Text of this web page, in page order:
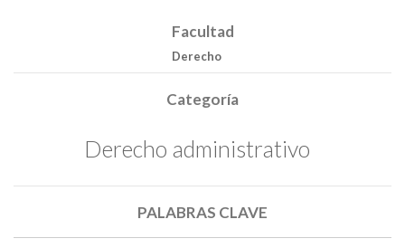
Facultad
Derecho
Categoría
Derecho administrativo
PALABRAS CLAVE